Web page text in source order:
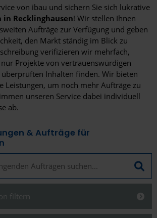
von ibau und sichern Sie sich lukrative
in Recklinghausen! Wir stellen Ihnen
Aufträge zur Verfügung und geben
den Markt ständig im Blick zu
verifizieren wir mehrfach,
nur Projekte von vertrauenswürdigen
Inhalten finden. Wir bieten
Leistungen, um noch mehr Aufträge zu
unseren Service dabei individuell
ab.
& Aufträge für
filtern